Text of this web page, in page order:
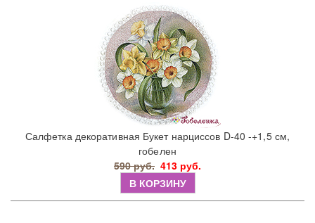
Салфетка декоративная Букет нарциссов D-40 -+1,5 см,
гобелен
590 руб. 413 руб.
В КОРЗИНУ